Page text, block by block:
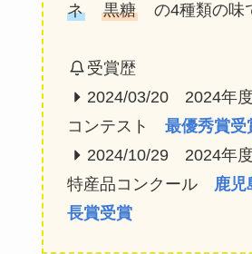
ネ
黒糖 の4種類の味
受賞歴
2024/03/20 2024年
コンテスト最優秀賞受
2024/10/29 2024年
特産品コンクール 鹿児
長賞受賞